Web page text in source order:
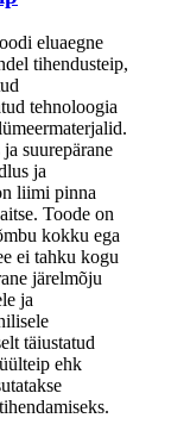
eluaegne
tihendusteip,
tehnoloogia
suurepärane
ja
liimi pinna
Toode on
kokku ega
ei tahku kogu
järelmõju
ja
täiustatud
ehk